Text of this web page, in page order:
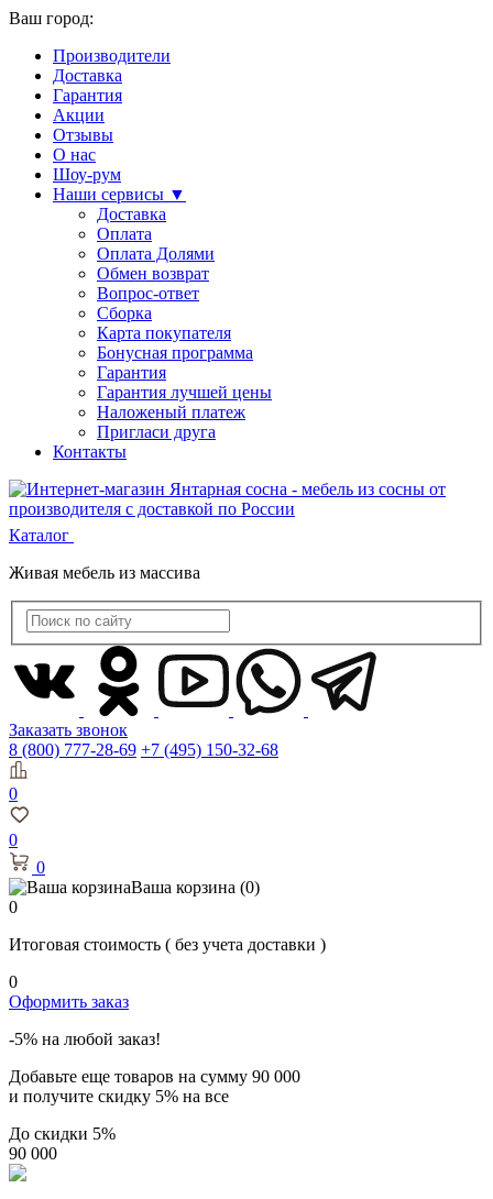
Ваш город:
Производители
Доставка
Гарантия
Акции
Отзывы
О нас
Шоу-рум
Наши сервисы ▼
Доставка
Оплата
Оплата Долями
Обмен возврат
Вопрос-ответ
Сборка
Карта покупателя
Бонусная программа
Гарантия
Гарантия лучшей цены
Наложеный платеж
Пригласи друга
Контакты
Каталог
Живая мебель из массива
Заказать звонок
8 (800) 777-28-69 +7 (495) 150-32-68
0
0
0
Ваша корзина (0)
0
Итоговая стоимость ( без учета доставки )
0
Оформить заказ
-5% на любой заказ!
Добавьте еще товаров на сумму 90 000
и получите скидку 5% на все
До скидки 5%
90 000